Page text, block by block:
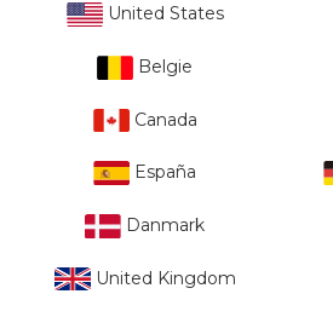
United States
Belgie
Canada
España
Danmark
United Kingdom